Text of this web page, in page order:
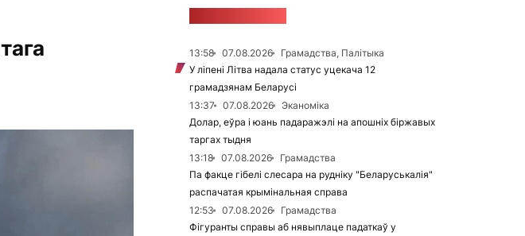
13:58 07.08.2026
Грамадства, Палітыка
У ліпені Літва надала статус уцекача 12
грамадзянам Беларусі
13:37
07.08.2026
Эканоміка
Долар, еўра і юань падаражэлі на апошніх біржавых
таргах тыдня
13:18
07.08.2026
Грамадства
Па факце гібелі слесара на рудніку "Беларуськалія"
распачатая крымінальная справа
12:53
07.08.2026
Грамадства
Фігуранты справы аб нявыплаце падаткаў у